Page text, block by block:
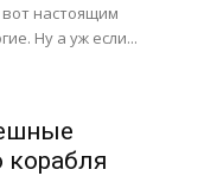
настоящим
Ну а уж если...
корабля